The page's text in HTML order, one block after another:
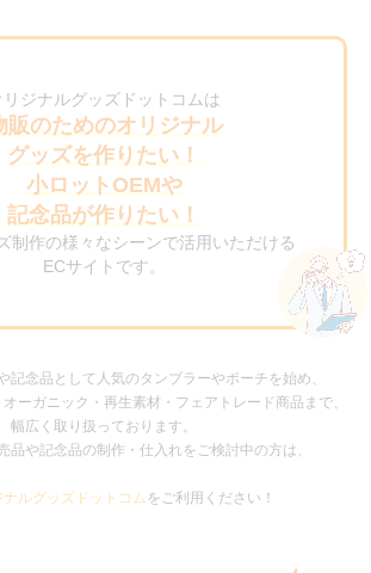
リジナルグッズドットコムは
販のためのオリジナル
グッズを作りたい！
小ロットOEMや
記念品が作りたい！
制作の様々なシーンで活用いただける
ECサイトです。
記念品として人気のタンブラーやポーチを始め、
ーガニック・再生素材・フェアトレード商品まで、
幅広く取り扱っております。
品や記念品の制作・仕入れをご検討中の方は、
ナルグッズドットコム をご利用ください！